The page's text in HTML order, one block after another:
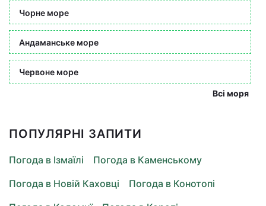
Чорне море
Андаманське море
Червоне море
Всі моря
ПОПУЛЯРНІ ЗАПИТИ
Погода в Ізмаїлі
Погода в Каменському
Погода в Новій Каховці
Погода в Конотопі